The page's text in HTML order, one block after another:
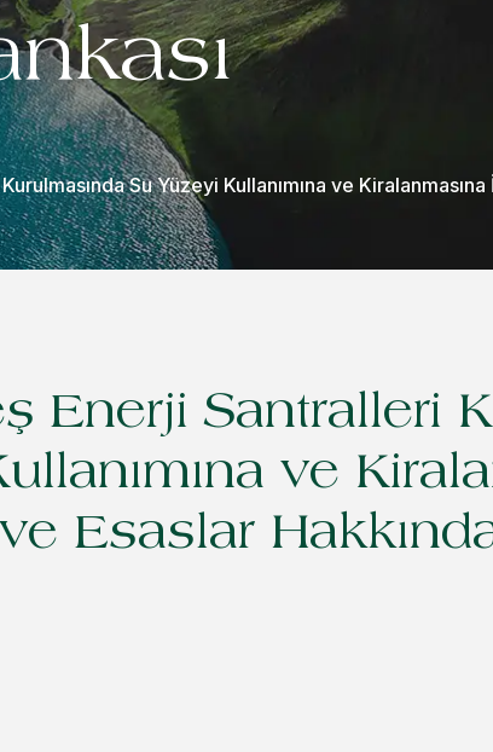
Su Yüzeyi Kullanımına ve
Enerji Santralleri
ve
Esaslar